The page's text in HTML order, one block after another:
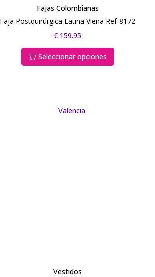
Fajas Colombianas
Faja Postquirúrgica Latina Viena Ref-8172
€ 159.95
Seleccionar opciones
Vestidos